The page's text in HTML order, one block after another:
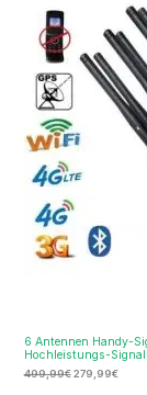
6 Antennen Handy-
Hochleistungs-
499,99€ 279,99€
ist: